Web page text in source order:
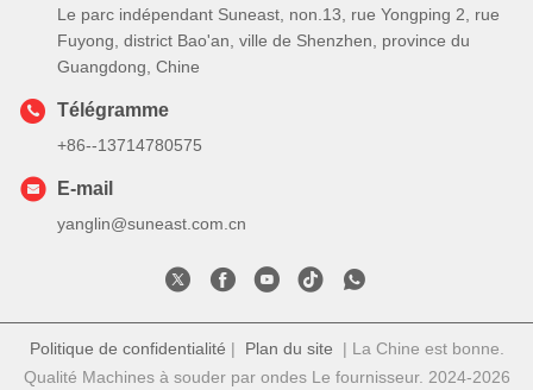
Le parc indépendant Suneast, non.13, rue Yongping 2, rue
Fuyong, district Bao'an, ville de Shenzhen, province du
Guangdong, Chine
Télégramme
+86--13714780575
E-mail
yanglin@suneast.com.cn
Politique de confidentialité | Plan du site | La Chine est bonne.
Qualité Machines à souder par ondes Le fournisseur. 2024-2026